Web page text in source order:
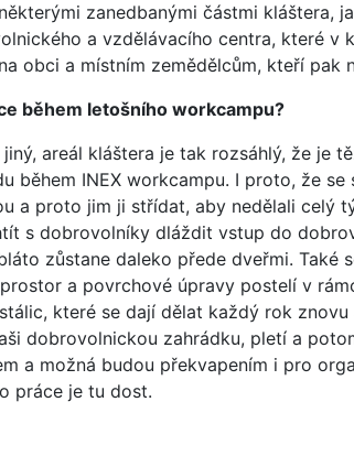
zanedbanými částmi kláštera,
a vzdělávacího centra, které v
obci a místním zemědělcům, kteří pak
během letošního workcampu?
areál kláštera je tak rozsáhlý, že je
během INEX workcampu. I proto, že
a proto jim ji střídat, aby nedělali celý
s dobrovolníky dláždit vstup do
zůstane daleko přede dveřmi. Také
a povrchové úpravy postelí v
které se dají dělat každý rok
dobrovolnickou zahrádku, pletí a
a možná budou překvapením i pro
práce je tu dost.